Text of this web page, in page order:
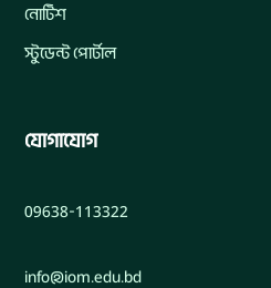
নোটিশ
স্টুডেন্ট পোর্টাল
যোগাযোগ
09638-113322
info@iom.edu.bd